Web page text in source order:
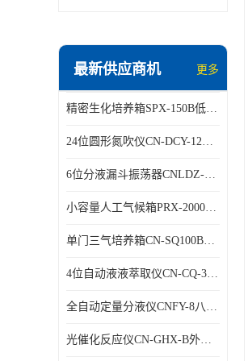
最新供应商机 更多
精密生化培养箱SPX-150B低温细菌培养箱
24位圆形氮吹仪CN-DCY-12Y水浴氮气吹扫捕集仪
6位分液漏斗振荡器CNLDZ-8D垂直净化振荡器
小容量人工气候箱PRX-2000A低温养虫箱
单门三气培养箱CN-SQ100B低氧细胞试验箱
4位自动液液萃取仪CN-CQ-3C油水萃取装置
全自动定量分液仪CNFY-8八排联管分液器
光催化反应仪CN-GHX-B外照式光化学反应器